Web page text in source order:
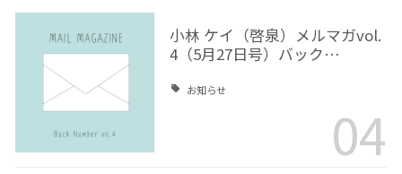
小林 ケイ（啓泉）メルマガvol.
4（5月27日号）バック…
お知らせ
04